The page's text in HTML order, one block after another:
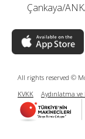
Çankaya/
All rights reserved ©
KVKK
Aydınlatma